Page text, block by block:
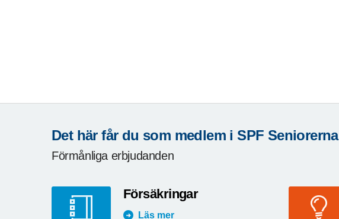
Det här får du som medlem i SPF Seniorerna
Förmånliga erbjudanden
Försäkringar
Läs mer